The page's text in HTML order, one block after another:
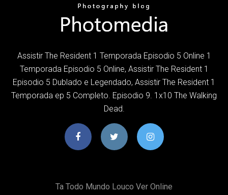
Assistir The Resident 1 Temporada Episodio 5 Online 1
Temporada Episodio 5 Online, Assistir The Resident 1
Episodio 5 Dublado e Legendado, Assistir The Resident 1
Temporada ep 5 Completo. Episodio 9. 1x10 The Walking
Dead.
Ta Todo Mundo Louco Ver Online